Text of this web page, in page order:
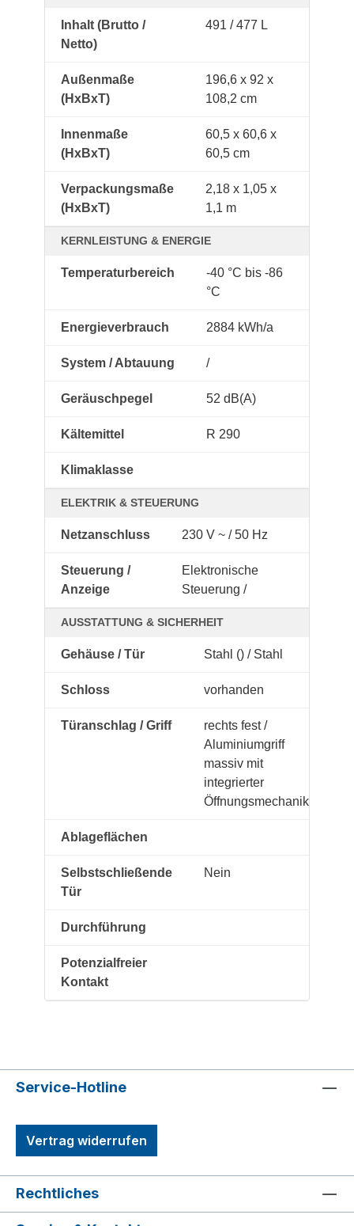
Inhalt (Brutto /
Netto)
491 / 477 L
Außenmaße
(HxBxT)
196,6 x 92 x
108,2 cm
Innenmaße
(HxBxT)
60,5 x 60,6 x
60,5 cm
Verpackungsmaße
(HxBxT)
2,18 x 1,05 x
1,1 m
KERNLEISTUNG & ENERGIE
Temperaturbereich
-40 °C bis -86
°C
Energieverbrauch 2884 kWh/a
System / Abtauung /
Geräuschpegel 52 dB(A)
Kältemittel R 290
Klimaklasse
ELEKTRIK & STEUERUNG
Netzanschluss 230 V ~ / 50 Hz
Steuerung /
Anzeige
Elektronische
Steuerung /
AUSSTATTUNG & SICHERHEIT
Gehäuse / Tür Stahl () / Stahl
Schloss vorhanden
Türanschlag / Griff
rechts fest /
Aluminiumgriff
massiv mit
integrierter
Öffnungsmechanik
Ablageflächen
Selbstschließende
Tür
Nein
Durchführung
Potenzialfreier
Kontakt
Service-Hotline
Vertrag widerrufen
Rechtliches